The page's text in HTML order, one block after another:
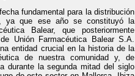
fundamental para la distribución
ya que ese año se constituyó la
Balear, que posteriormente
Unión Farmacéutica Balear S.A.
entidad crucial en la historia de la
de nuestra comunidad y, de
durante la segunda mitad del siglo